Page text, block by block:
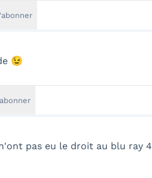
😉
pas eu le droit au blu ray